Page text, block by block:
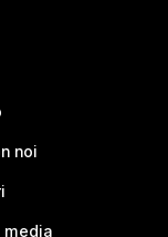
noi
media